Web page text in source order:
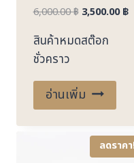
6,000.00฿ Original
was:
3,500.00฿
สินค้าหมดสต๊อก
ชั่วคราว
อ่านเพิ่ม
ลดราค